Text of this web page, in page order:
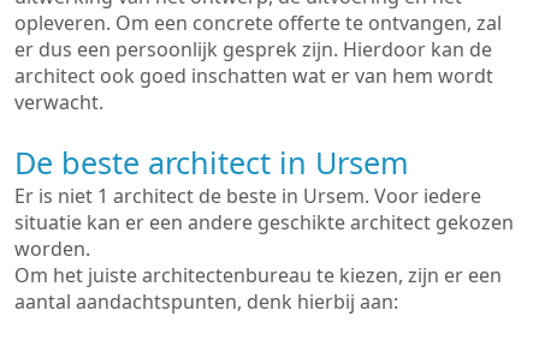
opleveren. Om een concrete offerte te ontvangen, zal
er dus een persoonlijk gesprek zijn. Hierdoor kan de
architect ook goed inschatten wat er van hem wordt
verwacht.
De beste architect in Ursem
Er is niet 1 architect de beste in Ursem. Voor iedere
situatie kan er een andere geschikte architect gekozen
worden.
Om het juiste architectenbureau te kiezen, zijn er een
aantal aandachtspunten, denk hierbij aan: